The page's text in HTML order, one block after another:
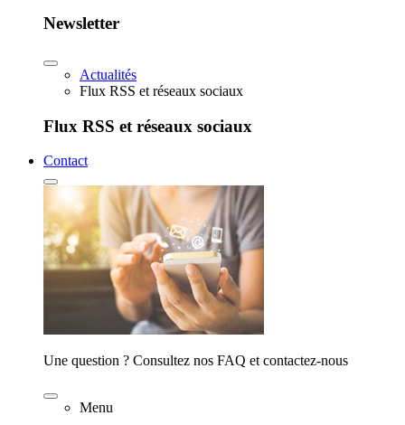
Newsletter
Actualités
Flux RSS et réseaux sociaux
Flux RSS et réseaux sociaux
Contact
Une question ? Consultez nos FAQ et contactez-nous
Menu